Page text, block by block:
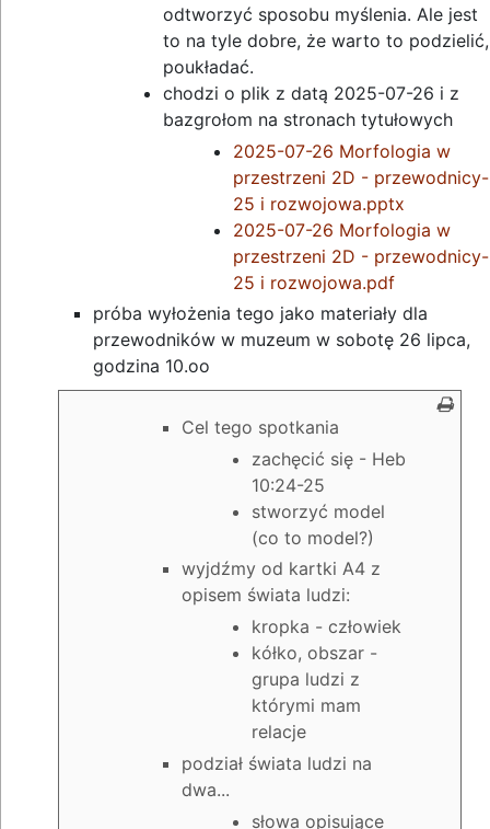
odtworzyć sposobu myślenia. Ale jest
to na tyle dobre, że warto to podzielić,
poukładać.
chodzi o plik z datą 2025-07-26 i z
bazgrołom na stronach tytułowych
2025-07-26 Morfologia w
przestrzeni 2D - przewodnicy-
25 i rozwojowa.pptx
2025-07-26 Morfologia w
przestrzeni 2D - przewodnicy-
25 i rozwojowa.pdf
próba wyłożenia tego jako materiały dla
przewodników w muzeum w sobotę 26 lipca,
godzina 10.oo
Cel tego spotkania
zachęcić się - Heb
10:24-25
stworzyć model
(co to model?)
wyjdźmy od kartki A4 z
opisem świata ludzi:
kropka - człowiek
kółko, obszar -
grupa ludzi z
którymi mam
relacje
podział świata ludzi na
dwa...
słowa opisujące